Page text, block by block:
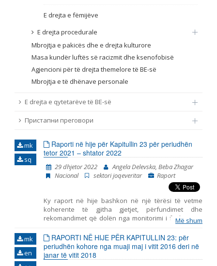
E drejta e fëmijëve
E drejta procedurale
Mbrojtja e pakicës dhe e drejta kulturore
Masa kundër luftës së racizmit dhe ksenofobisë
Agjencioni për të drejta themelore të BE-së
Mbrojtja e të dhënave personale
E drejta e qytetarëve të BE-së
Пристапни преговори
mk
sq
Raporti në hije për Kapitullin 23 për periudhën
tetor 2021 – shtator 2022
29 dhjetor 2022
Angela Delevska, Beba Zhagar
Nacional
sektori joqeveritar Raport
Ky raport në hije bashkon në një tërësi të vetme
koherente të gjitha gjetjet, përfundimet dhe
rekomandimet që dolën nga monitorimi i fushave të
përfshira në Kapitullin 23 – Gjyqësori dhe të drejtat
themelore. Ky është raporti i shtatë i tillë i publikuar
nga Instituti për Politika Evropiane (EPI) – Shkup, duke
marrë parasysh komentet dhe opinionet e
organizatave joqeveritare. Gjashtë periudhat e
Më shum
mk
en
RAPORTI NË HIJE PËR KAPITULLIN 23: për
periudhën kohore nga muaji maj i vitit 2016 deri në
janar të vitit 2018